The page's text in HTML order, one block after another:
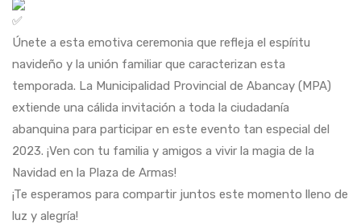
Únete a esta emotiva ceremonia que refleja el espíritu
navideño y la unión familiar que caracterizan esta
temporada. La Municipalidad Provincial de Abancay (MPA)
extiende una cálida invitación a toda la ciudadanía
abanquina para participar en este evento tan especial del
2023. ¡Ven con tu familia y amigos a vivir la magia de la
Navidad en la Plaza de Armas!
¡Te esperamos para compartir juntos este momento lleno de
luz y alegría!